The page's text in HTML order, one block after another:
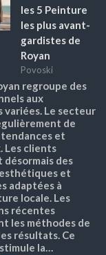
les 5 Peinture
les plus avant-
gardistes de
Royan
Povoski
regroupe des
aux
variées. Le secteur
de
et
Les clients
des
et
adaptées à
locale. Les
récentes
les méthodes de
résultats. Ce
la…